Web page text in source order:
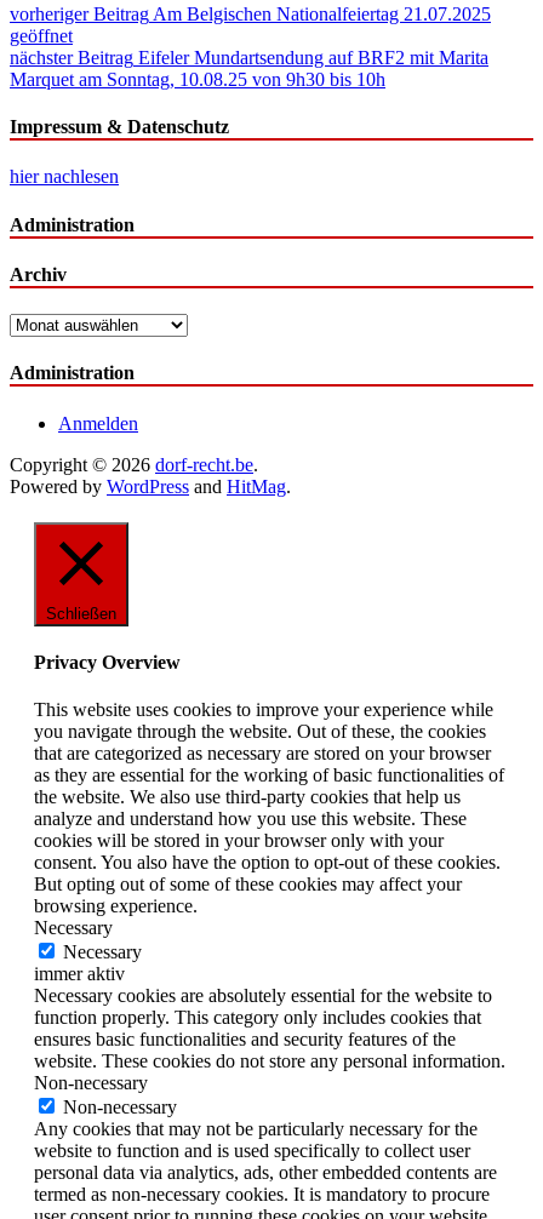
Beitragsnavigation
vorheriger Beitrag Am Belgischen Nationalfeiertag 21.07.2025
geöffnet
nächster Beitrag Eifeler Mundartsendung auf BRF2 mit Marita
Marquet am Sonntag, 10.08.25 von 9h30 bis 10h
Impressum & Datenschutz
hier nachlesen
Administration
Archiv
Archiv
Administration
Anmelden
Copyright © 2026 dorf-recht.be.
Powered by WordPress and HitMag.
Schließen
Privacy Overview
This website uses cookies to improve your experience while
you navigate through the website. Out of these, the cookies
that are categorized as necessary are stored on your browser
as they are essential for the working of basic functionalities of
the website. We also use third-party cookies that help us
analyze and understand how you use this website. These
cookies will be stored in your browser only with your
consent. You also have the option to opt-out of these cookies.
But opting out of some of these cookies may affect your
browsing experience.
Necessary
Necessary
immer aktiv
Necessary cookies are absolutely essential for the website to
function properly. This category only includes cookies that
ensures basic functionalities and security features of the
website. These cookies do not store any personal information.
Non-necessary
Non-necessary
Any cookies that may not be particularly necessary for the
website to function and is used specifically to collect user
personal data via analytics, ads, other embedded contents are
termed as non-necessary cookies. It is mandatory to procure